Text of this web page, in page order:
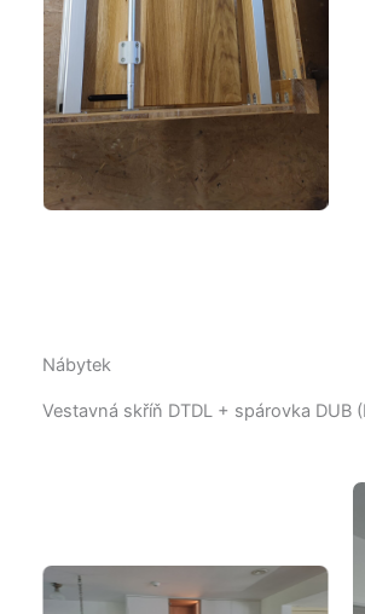
Nábytek
Vestavná skříň DTDL + spárovka DUB